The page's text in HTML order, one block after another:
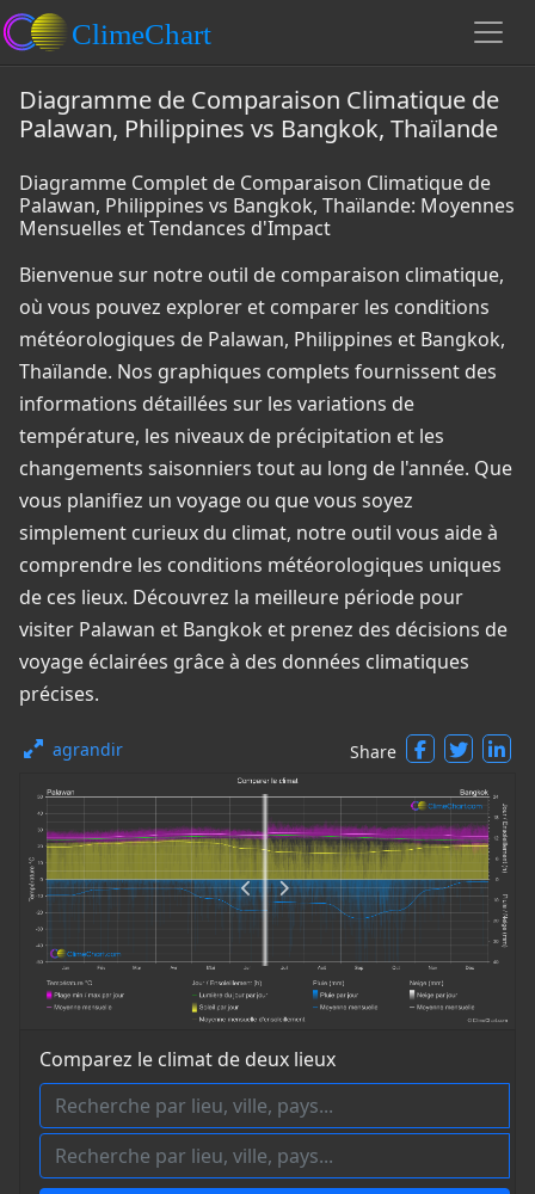
Diagramme de Comparaison Climatique de
Palawan, Philippines vs Bangkok, Thaïlande
Diagramme Complet de Comparaison Climatique de
Palawan, Philippines vs Bangkok, Thaïlande: Moyennes
Mensuelles et Tendances d'Impact
Bienvenue sur notre outil de comparaison climatique,
où vous pouvez explorer et comparer les conditions
météorologiques de Palawan, Philippines et Bangkok,
Thaïlande. Nos graphiques complets fournissent des
informations détaillées sur les variations de
température, les niveaux de précipitation et les
changements saisonniers tout au long de l'année. Que
vous planifiez un voyage ou que vous soyez
simplement curieux du climat, notre outil vous aide à
comprendre les conditions météorologiques uniques
de ces lieux. Découvrez la meilleure période pour
visiter Palawan et Bangkok et prenez des décisions de
voyage éclairées grâce à des données climatiques
précises.
agrandir Share
Comparez le climat de deux lieux